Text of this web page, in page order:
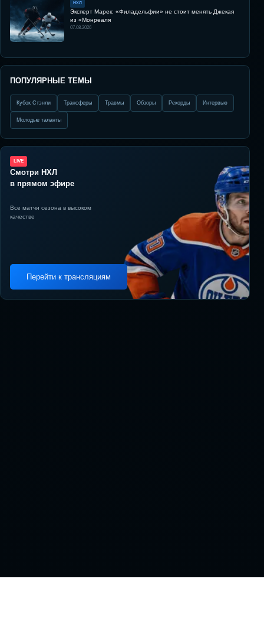
НХЛ
Эксперт Марек: «Филадельфии» не стоит менять Джекая
из «Монреаля
07.08.2026
ПОПУЛЯРНЫЕ ТЕМЫ
Кубок Стэнли Трансферы Травмы Обзоры Рекорды Интервью
Молодые таланты
LIVE
Смотри НХЛ
в прямом эфире
Все матчи сезона в высоком
качестве
Перейти к трансляциям